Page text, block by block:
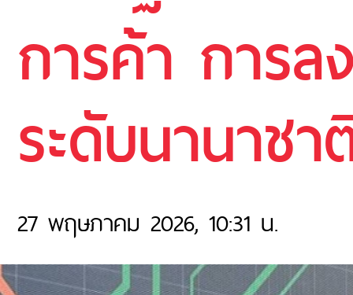
การค้า การล
ระดับนานาชา
27 พฤษภาคม 2026, 10:31 น.